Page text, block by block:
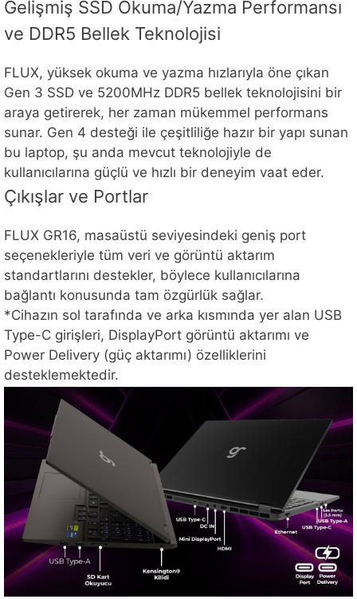
Gelişmiş SSD Okuma/Yazma Performansı
ve DDR5 Bellek Teknolojisi
FLUX, yüksek okuma ve yazma hızlarıyla öne çıkan
Gen 3 SSD ve 5200MHz DDR5 bellek teknolojisini bir
araya getirerek, her zaman mükemmel performans
sunar. Gen 4 desteği ile çeşitliliğe hazır bir yapı sunan
bu laptop, şu anda mevcut teknolojiyle de
kullanıcılarına güçlü ve hızlı bir deneyim vaat eder.
Çıkışlar ve Portlar
FLUX GR16, masaüstü seviyesindeki geniş port
seçenekleriyle tüm veri ve görüntü aktarım
standartlarını destekler, böylece kullanıcılarına
bağlantı konusunda tam özgürlük sağlar.
*Cihazın sol tarafında ve arka kısmında yer alan USB
Type-C girişleri, DisplayPort görüntü aktarımı ve
Power Delivery (güç aktarımı) özelliklerini
desteklemektedir.